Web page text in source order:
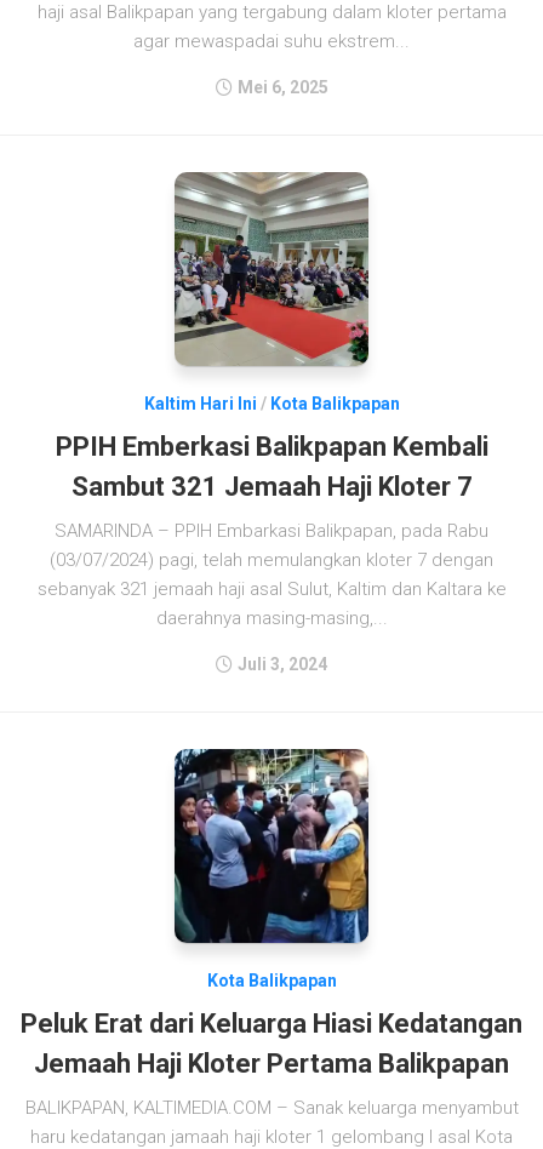
haji asal Balikpapan yang tergabung dalam kloter pertama
agar mewaspadai suhu ekstrem...
Mei 6, 2025
Kaltim Hari Ini / Kota Balikpapan
PPIH Emberkasi Balikpapan Kembali
Sambut 321 Jemaah Haji Kloter 7
SAMARINDA – PPIH Embarkasi Balikpapan, pada Rabu
(03/07/2024) pagi, telah memulangkan kloter 7 dengan
sebanyak 321 jemaah haji asal Sulut, Kaltim dan Kaltara ke
daerahnya masing-masing,...
Juli 3, 2024
Kota Balikpapan
Peluk Erat dari Keluarga Hiasi Kedatangan
Jemaah Haji Kloter Pertama Balikpapan
BALIKPAPAN, KALTIMEDIA.COM – Sanak keluarga menyambut
haru kedatangan jamaah haji kloter 1 gelombang I asal Kota